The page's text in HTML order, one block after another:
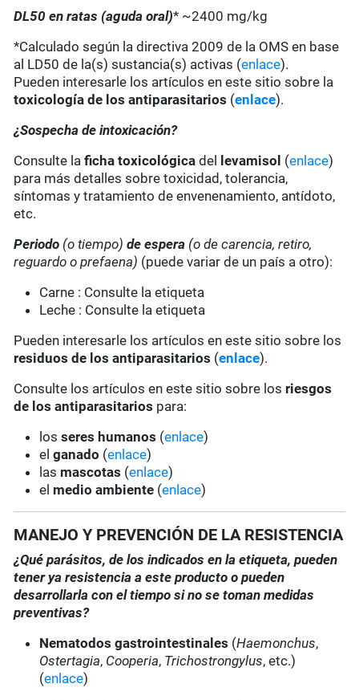
DL50 en ratas (aguda oral)* ~2400 mg/kg
*Calculado según la directiva 2009 de la OMS en base
al LD50 de la(s) sustancia(s) activas (enlace).
Pueden interesarle los artículos en este sitio sobre la
toxicología de los antiparasitarios (enlace).
¿Sospecha de intoxicación?
Consulte laficha toxicológica del levamisol (enlace)
para más detalles sobre toxicidad, tolerancia,
síntomas y tratamiento de envenenamiento, antídoto,
etc.
Periodo (o tiempo)de espera (o de carencia, retiro,
reguardo o prefaena) (puede variar de un país a otro):
Carne : Consulte la etiqueta
Leche : Consulte la etiqueta
Pueden interesarle los artículos en este sitio sobre los
residuos de los antiparasitarios (enlace).
Consulte los artículos en este sitio sobre los riesgos
de los antiparasitarios para:
losseres humanos (enlace)
elganado (enlace)
las mascotas (enlace)
el medio ambiente (enlace)
MANEJO Y PREVENCIÓN DE LA RESISTENCIA
¿Qué parásitos, de los indicados en la etiqueta, pueden
tener ya resistencia a este producto o pueden
desarrollarla con el tiempo si no se toman medidas
preventivas?
Nematodos gastrointestinales (Haemonchus,
Ostertagia, Cooperia, Trichostrongylus, etc.)
(enlace)